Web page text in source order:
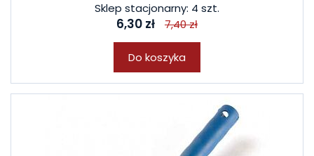
Sklep stacjonarny: 4 szt.
6,30 zł 7,40 zł
Do koszyka